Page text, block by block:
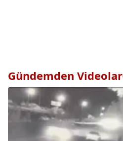
Gündemden Videolar